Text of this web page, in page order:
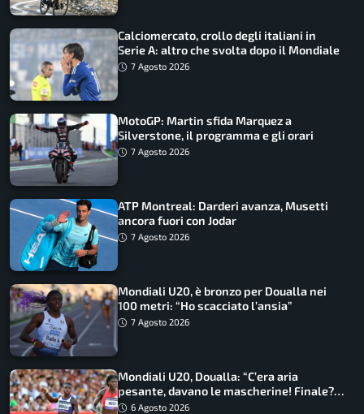
Calciomercato, crollo degli italiani in
Serie A: altro che svolta dopo il Mondiale
7 Agosto 2026
MotoGP: Martin sfida Marquez a
Silverstone, il programma e gli orari
7 Agosto 2026
ATP Montreal: Darderi avanza, Musetti
ancora fuori con Jodar
7 Agosto 2026
Mondiali U20, è bronzo per Doualla nei
100 metri: “Ho scacciato l’ansia”
7 Agosto 2026
Mondiali U20, Doualla: “C’era aria
pesante, davano le mascherine! Finale?
Non ho nulla da perdere”
6 Agosto 2026